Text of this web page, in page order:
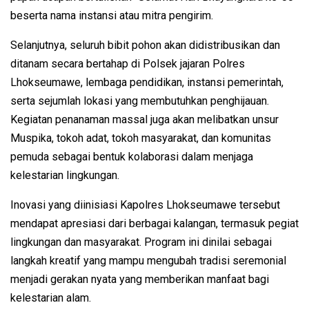
beserta nama instansi atau mitra pengirim.
Selanjutnya, seluruh bibit pohon akan didistribusikan dan
ditanam secara bertahap di Polsek jajaran Polres
Lhokseumawe, lembaga pendidikan, instansi pemerintah,
serta sejumlah lokasi yang membutuhkan penghijauan.
Kegiatan penanaman massal juga akan melibatkan unsur
Muspika, tokoh adat, tokoh masyarakat, dan komunitas
pemuda sebagai bentuk kolaborasi dalam menjaga
kelestarian lingkungan.
Inovasi yang diinisiasi Kapolres Lhokseumawe tersebut
mendapat apresiasi dari berbagai kalangan, termasuk pegiat
lingkungan dan masyarakat. Program ini dinilai sebagai
langkah kreatif yang mampu mengubah tradisi seremonial
menjadi gerakan nyata yang memberikan manfaat bagi
kelestarian alam.